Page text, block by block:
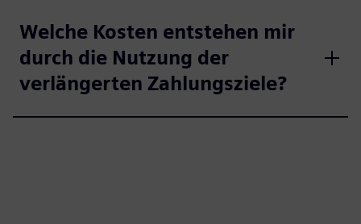
Welche Kosten entstehen mir
durch die Nutzung der
verlängerten Zahlungsziele?